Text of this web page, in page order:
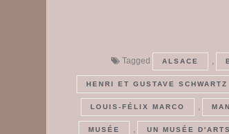
Tagged ALSACE
HENRI ET GUSTAVE SCHWARTZ
LOUIS-FÉLIX MARCO
MUSÉE UN MUSÉE